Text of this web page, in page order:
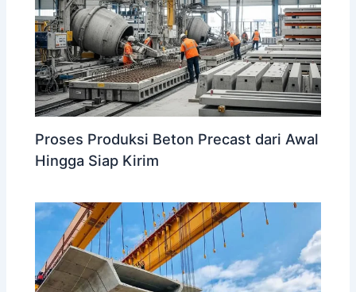
Proses Produksi Beton Precast dari Awal
Hingga Siap Kirim